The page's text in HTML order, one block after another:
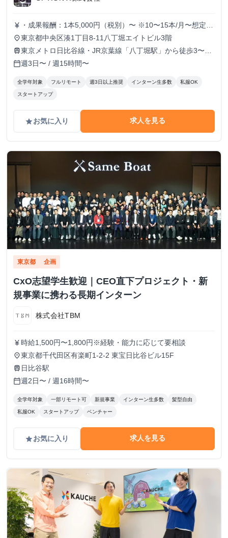
currency_yen ・成果報酬：1本5,000円（税別）〜 ※10〜15本/月〜想定
※経験、実績、能力等によって変動 ※トライアル期間の場
合変動あり
place東京都中央区湊1丁目8-11八丁堀エイトビル3階
train東京メトロ日比谷線・JR京葉線「八丁堀駅」から徒歩3〜6
分
calendar_today週3日〜 / 週15時間〜
全学年対象 フルリモート 週3日以上推奨 インターン生多数 私服OK
スタートアップ
gradeお気に入り 求人を見る
東京都 企画
CxO志望学生歓迎｜CEO直下プロジェクト・新
規事業に携わる長期インターン
株式会社TBM
currency_yen 時給1,500円〜1,800円※経験・能力に応じて要相談
place東京都千代田区有楽町1-2-2 東宝日比谷ビル15F
train 日比谷駅
calendar_today週2日〜 / 週16時間〜
全学年対象 一部リモート可 新規事業 インターン生多数 髪型自由
私服OK スタートアップ ベンチャー
gradeお気に入り 求人を見る